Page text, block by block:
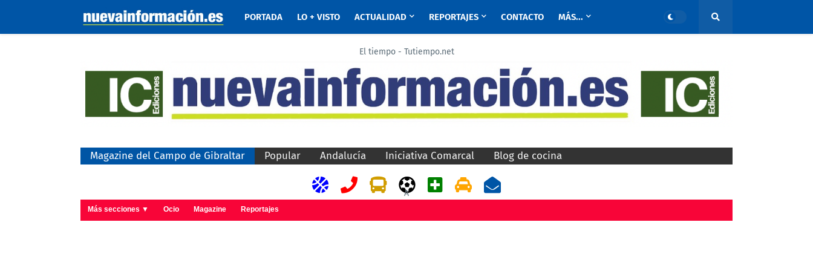
PORTADA LO + VISTO ACTUALIDAD REPORTAJES CONTACTO MÁS...
El tiempo - Tutiempo.net
Magazine del Campo de Gibraltar Popular Andalucía Iniciativa Comarcal Blog de cocina
A
Más secciones ▼ Ocio Magazine Reportajes